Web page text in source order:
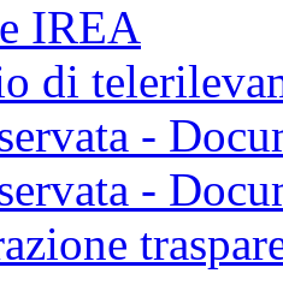
IREA
di
-
-